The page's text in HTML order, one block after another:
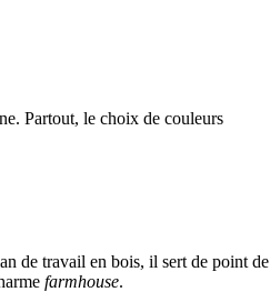
Partout, le choix de couleurs
de travail en bois, il sert de point de
farmhouse.